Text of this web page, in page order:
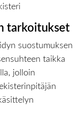
tarkoitukset
suostumuksen
taikka
jolloin